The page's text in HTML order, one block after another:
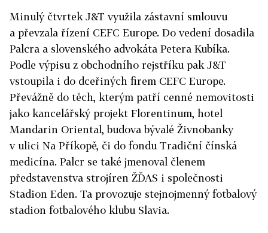
Minulý čtvrtek J&T využila zástavní smlouvu
a převzala řízení CEFC Europe. Do vedení dosadila
Palcra a slovenského advokáta Petera Kubíka.
Podle výpisu z obchodního rejstříku pak J&T
vstoupila i do dceřiných firem CEFC Europe.
Převážně do těch, kterým patří cenné nemovitosti
jako kancelářský projekt Florentinum, hotel
Mandarin Oriental, budova bývalé Živnobanky
v ulici Na Příkopě, či do fondu Tradiční čínská
medicína. Palcr se také jmenoval členem
představenstva strojíren ŽĎAS i společnosti
Stadion Eden. Ta provozuje stejnojmenný fotbalový
stadion fotbalového klubu Slavia.